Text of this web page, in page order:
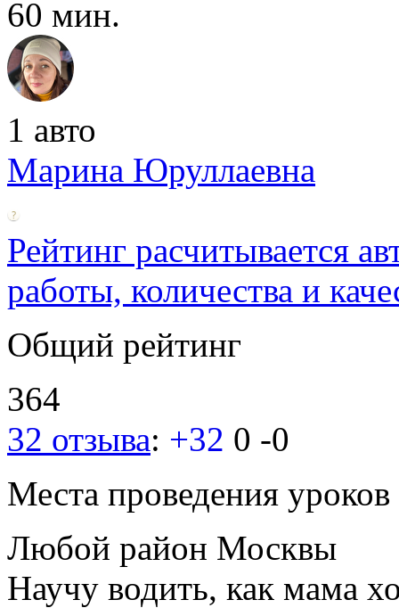
60 мин.
1 авто
Марина Юруллаевна
Рейтинг расчитывается
работы, количества и
Общий рейтинг
364
32 отзыва: +32 0 -0
Места проведения уроков
Любой район Москвы
Научу водить, как мама